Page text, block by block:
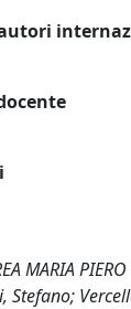
MARIA
Stefano;